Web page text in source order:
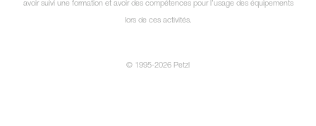
avoir suivi une formation et avoir des compétences pour l’usage des équipements
lors de ces activités.
© 1995-2026 Petzl